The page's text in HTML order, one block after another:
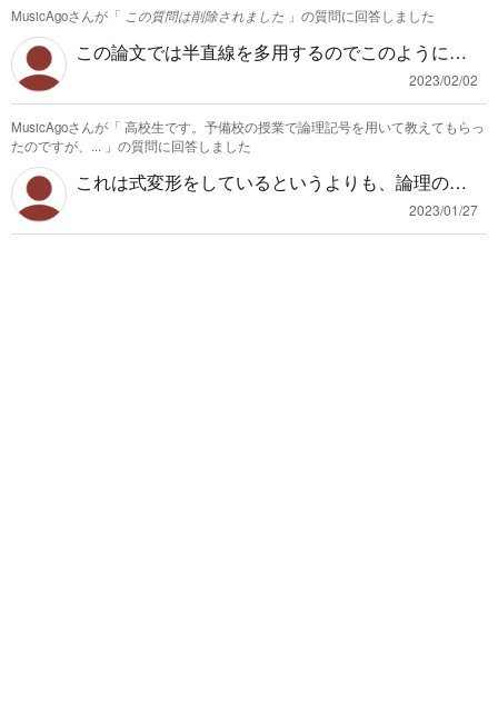
丈夫だと思います。
b$(mod $p$)は教科書に出てくる表現なので使って
大丈夫です。個人的な感覚ではmaxF,minF, $\theref
ore$ , $\therefore$ , $\square$ は使える気がしま
す。 文科省が認めた高校の教科書で出てくる記号
は誰でも正解にしてもらえますが、出てこないも
のは間違いだと判断されたときに受験させてもら
っているこちらには返す言葉はありません。 なの
で教科書にかかれている記号のみを用いるのが良
いと思います。 僕が教科書で見た覚えのあるもの
MusicAgoさんが「 この質問は削除されました 」の質問に回答しました
この論文では半直線を多用するのでこのように定
義していますが、$\overrightarrow{AB}$は普通ベ
クトルを表すので、使いたい場合は 「$\overrighta
rrow{OX}$は半直線OXを表すこととする。」など
の但し書きを入れる必要があります。 大学に入る
と同じ数学の中でも細かく分野が分かれていて、
その分野ごとによく使う表記の意味が違ったりし
ます。 なので大学の講義の初めにはこの授業で使
2023/02/02
MusicAgoさんが「 高校生です。予備校の授業で論理記号を用いて教えてもらっ
たのですが、... 」の質問に回答しました
これは式変形をしているというよりも、論理の展
開をしています。 既にある$X,Y$に対して条件を
満たす$x,y$は存在しているということが書いてあ
2023/01/27